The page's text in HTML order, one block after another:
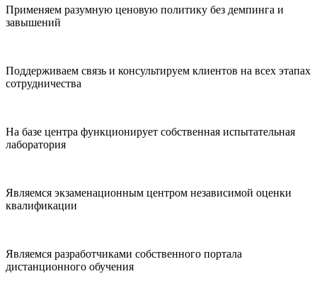
Применяем разумную ценовую политику без демпинга и
завышений
Поддерживаем связь и консультируем клиентов на всех этапах
сотрудничества
На базе центра функционирует собственная испытательная
лаборатория
Являемся экзаменационным центром независимой оценки
квалификации
Являемся разработчиками собственного портала
дистанционного обучения